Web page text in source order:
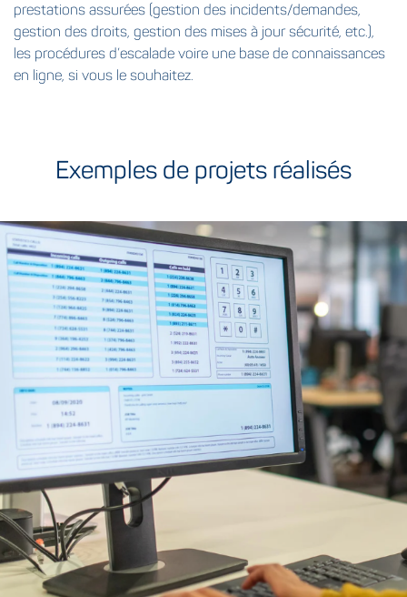
prestations assurées (gestion des incidents/demandes,
gestion des droits, gestion des mises à jour sécurité, etc.),
les procédures d’escalade voire une base de connaissances
en ligne, si vous le souhaitez.
Exemples de projets réalisés